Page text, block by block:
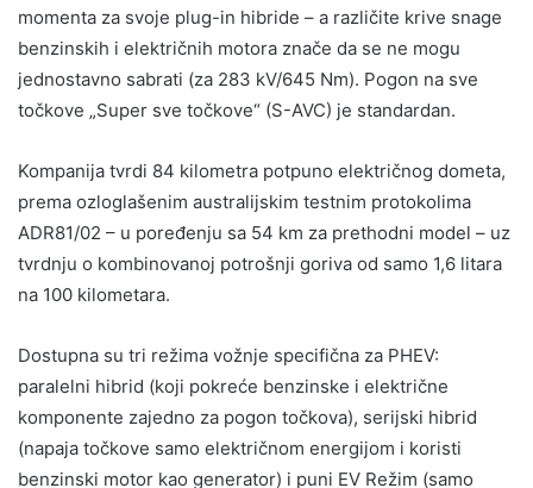
momenta za svoje plug-in hibride – a različite krive snage
benzinskih i električnih motora znače da se ne mogu
jednostavno sabrati (za 283 kV/645 Nm). Pogon na sve
točkove „Super sve točkove“ (S-AVC) je standardan.
Kompanija tvrdi 84 kilometra potpuno električnog dometa,
prema ozloglašenim australijskim testnim protokolima
ADR81/02 – u poređenju sa 54 km za prethodni model – uz
tvrdnju o kombinovanoj potrošnji goriva od samo 1,6 litara
na 100 kilometara.
Dostupna su tri režima vožnje specifična za PHEV:
paralelni hibrid (koji pokreće benzinske i električne
komponente zajedno za pogon točkova), serijski hibrid
(napaja točkove samo električnom energijom i koristi
benzinski motor kao generator) i puni EV Režim (samo